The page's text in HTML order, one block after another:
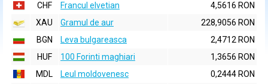
CHF
Francul elvetian
4,5616 RON
XAU
Gramul de aur
228,9056 RON
BGN
Leva bulgareasca
2,4712 RON
HUF
100 Forinti maghiari
1,3656 RON
MDL
Leul moldovenesc
0,2444 RON